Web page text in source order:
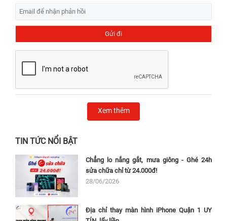
Xem thêm
TIN TỨC NỔI BẬT
Chẳng lo nắng gắt, mưa giông - Ghé 24h
sửa chữa chỉ từ 24.000đ!
28/06/2026
Địa chỉ thay màn hình iPhone Quận 1 UY